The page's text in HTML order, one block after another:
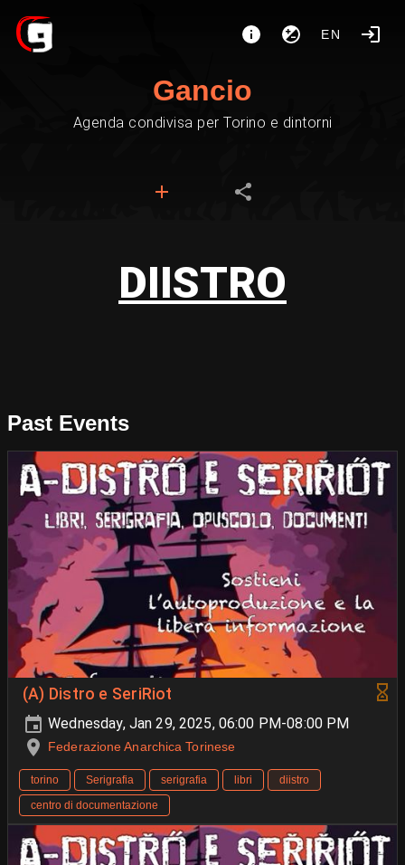
EN
Gancio
Agenda condivisa per Torino e dintorni
DIISTRO
Past Events
(A) Distro e SeriRiot
Wednesday, Jan 29, 2025, 06:00 PM-08:00 PM
Federazione Anarchica Torinese
torino Serigrafia serigrafia libri
diistro
centro di documentazione